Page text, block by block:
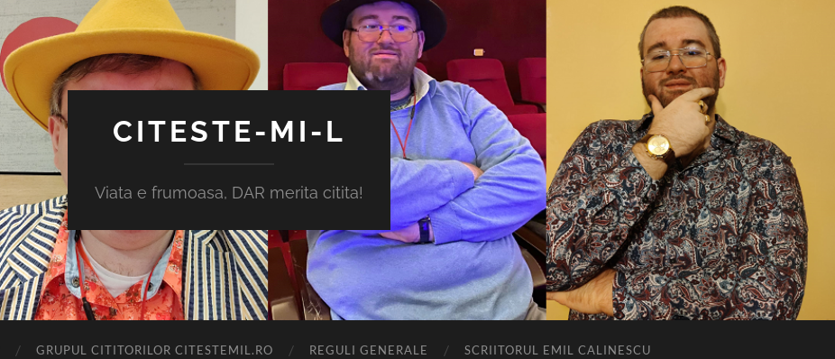
CITESTE-MI-L
Viata e frumoasa, DAR merita citita!
GRUPUL CITITORILOR CITESTEMIL.RO REGULI GENERALE SCRIITORUL EMIL CALINESCU